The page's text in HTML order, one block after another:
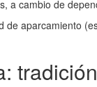
a cambio de
aparcamiento